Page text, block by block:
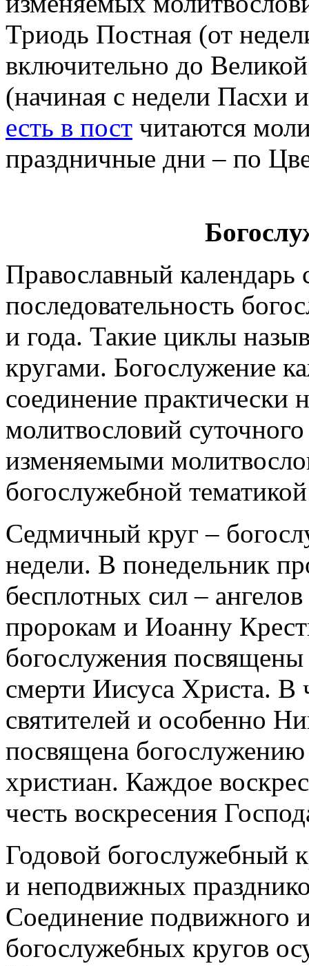
Триодь Постная (от
включительно до
(начиная с недели Пасхи
есть в пост читаются
праздничные дни – по
Православный
последовательность
и года. Такие циклы
кругами. Богослужение
соединение
молитвословий
изменяемыми
богослужебной
Седмичный круг –
недели. В понедельник
бесплотных сил –
пророкам и Иоанну
богослужения
смерти Иисуса Христа. В
святителей и особенно
посвящена
христиан. Каждое
честь воскресения
Годовой богослужебный
и неподвижных
Соединение подвижного
богослужебных кругов